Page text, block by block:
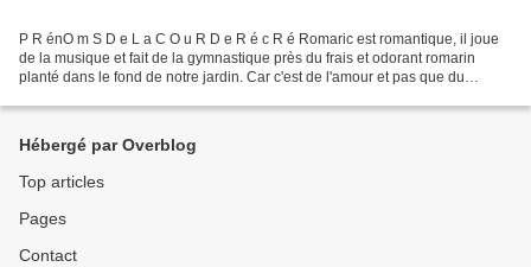
P R énO m S D e L a C O u R D e R é c R é Romaric est romantique, il joue
de la musique et fait de la gymnastique près du frais et odorant romarin
planté dans le fond de notre jardin. Car c'est de l'amour et pas que du
Hébergé par Overblog
Top articles
Pages
Contact